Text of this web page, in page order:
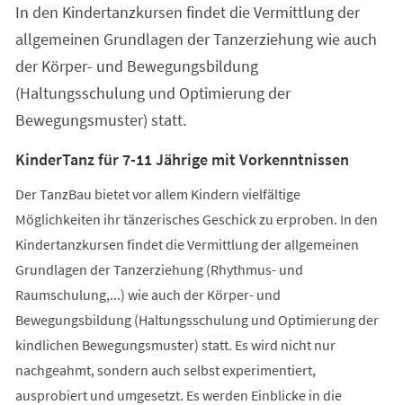
In den Kindertanzkursen findet die Vermittlung der
allgemeinen Grundlagen der Tanzerziehung wie auch
der Körper- und Bewegungsbildung
(Haltungsschulung und Optimierung der
Bewegungsmuster) statt.
KinderTanz für 7-11 Jährige mit Vorkenntnissen
Der TanzBau bietet vor allem Kindern vielfältige
Möglichkeiten ihr tänzerisches Geschick zu erproben. In den
Kindertanzkursen findet die Vermittlung der allgemeinen
Grundlagen der Tanzerziehung (Rhythmus- und
Raumschulung,...) wie auch der Körper- und
Bewegungsbildung (Haltungsschulung und Optimierung der
kindlichen Bewegungsmuster) statt. Es wird nicht nur
nachgeahmt, sondern auch selbst experimentiert,
ausprobiert und umgesetzt. Es werden Einblicke in die